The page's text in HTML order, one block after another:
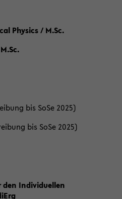
Physics / M.Sc.
bis SoSe 2025)
bis SoSe 2025)
Individuellen